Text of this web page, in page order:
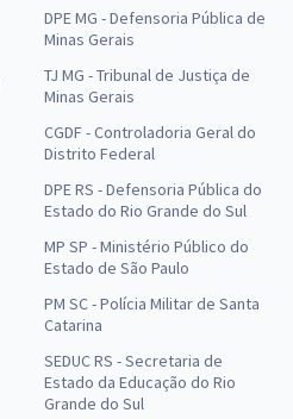
DPE MG - Defensoria Pública de
Minas Gerais
TJ MG - Tribunal de Justiça de
Minas Gerais
CGDF - Controladoria Geral do
Distrito Federal
DPE RS - Defensoria Pública do
Estado do Rio Grande do Sul
MP SP - Ministério Público do
Estado de São Paulo
PM SC - Polícia Militar de Santa
Catarina
SEDUC RS - Secretaria de
Estado da Educação do Rio
Grande do Sul